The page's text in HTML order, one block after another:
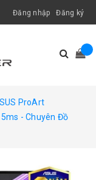
Đăng nhập Đăng ký
ProArt
5ms - Chuyên Đồ